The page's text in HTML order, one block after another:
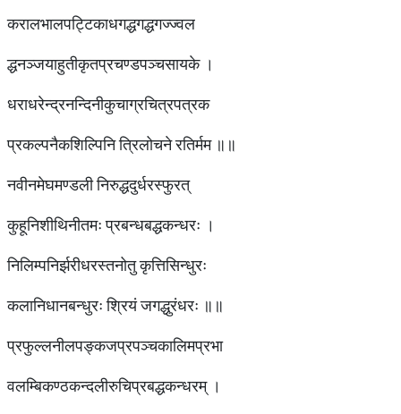
करालभालपट्टिकाधगद्धगद्धगज्ज्वल
द्धनञ्जयाहुतीकृतप्रचण्डपञ्चसायके ।
धराधरेन्द्रनन्दिनीकुचाग्रचित्रपत्रक
प्रकल्पनैकशिल्पिनि त्रिलोचने रतिर्मम ॥॥
नवीनमेघमण्डली निरुद्धदुर्धरस्फुरत्
कुहूनिशीथिनीतमः प्रबन्धबद्धकन्धरः ।
निलिम्पनिर्झरीधरस्तनोतु कृत्तिसिन्धुरः
कलानिधानबन्धुरः श्रियं जगद्धुरंधरः ॥॥
प्रफुल्लनीलपङ्कजप्रपञ्चकालिमप्रभा
वलम्बिकण्ठकन्दलीरुचिप्रबद्धकन्धरम् ।